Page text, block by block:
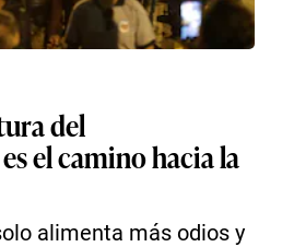
del
el camino hacia la
alimenta más odios y